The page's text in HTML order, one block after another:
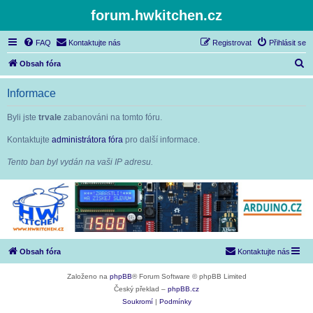
forum.hwkitchen.cz
FAQ Kontaktujte nás Přihlásit se
Registrovat
Obsah fóra
l
Informace
Byli jste trvale zabanováni na tomto fóru.
Kontaktujte administrátora fóra pro další informace.
Tento ban byl vydán na vaši IP adresu.
Obsah fóra Kontaktujte nás
Založeno na phpBB® Forum Software © phpBB Limited
Český překlad – phpBB.cz
Soukromí
Podmínky